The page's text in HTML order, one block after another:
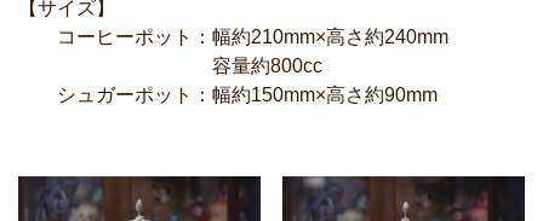
【サイズ】
コーヒーポット：幅約210mm×高さ約240mm
容量約800cc
シュガーポット：幅約150mm×高さ約90mm